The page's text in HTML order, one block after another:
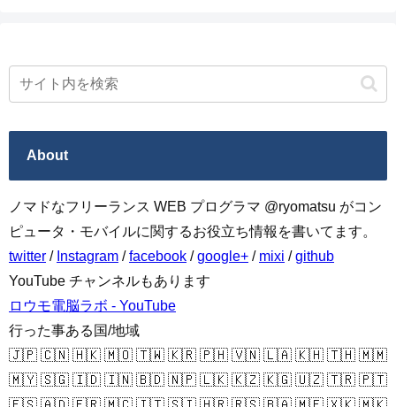
About
ノマドなフリーランス WEB プログラマ @ryomatsu がコン
ピュータ・モバイルに関するお役立ち情報を書いてます。
twitter / Instagram /facebook /google+ / mixi /github
YouTube チャンネルもあります
ロウモ電脳ラボ - YouTube
行った事ある国/地域
🇯🇵 🇨🇳 🇭🇰 🇲🇴 🇹🇼 🇰🇷 🇵🇭 🇻🇳 🇱🇦 🇰🇭 🇹🇭 🇲🇲
🇲🇾 🇸🇬 🇮🇩 🇮🇳 🇧🇩 🇳🇵 🇱🇰 🇰🇿 🇰🇬 🇺🇿 🇹🇷 🇵🇹